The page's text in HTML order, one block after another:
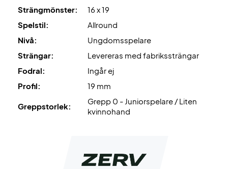
Strängmönster:
16 x 19
Spelstil:
Allround
Nivå:
Ungdomsspelare
Strängar:
Levereras med fabrikssträngar
Fodral:
Ingår ej
Profil:
19 mm
Greppstorlek:
Grepp 0 - Juniorspelare / Liten
kvinnohand